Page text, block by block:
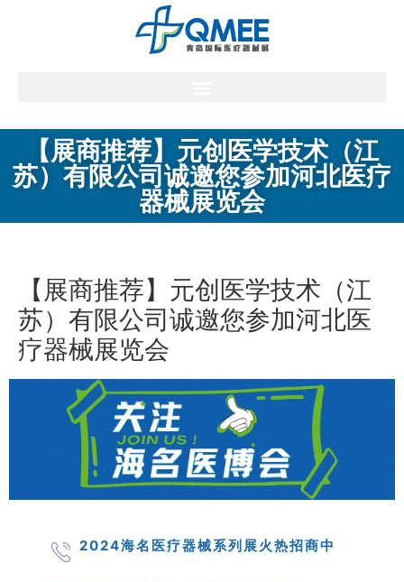
【展商推荐】元创医学技术（江
苏）有限公司诚邀您参加河北医疗
器械展览会
【展商推荐】元创医学技术（江
苏）有限公司诚邀您参加河北医
疗器械展览会
2024海名医疗器械系列展火热招商中